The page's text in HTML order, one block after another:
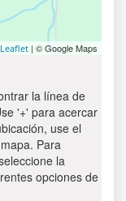
Leaflet | © Google Maps
la línea de
'+' para acercar
use el
Para
la
opciones de